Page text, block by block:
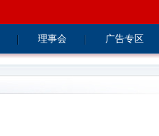
理事会 广告专区